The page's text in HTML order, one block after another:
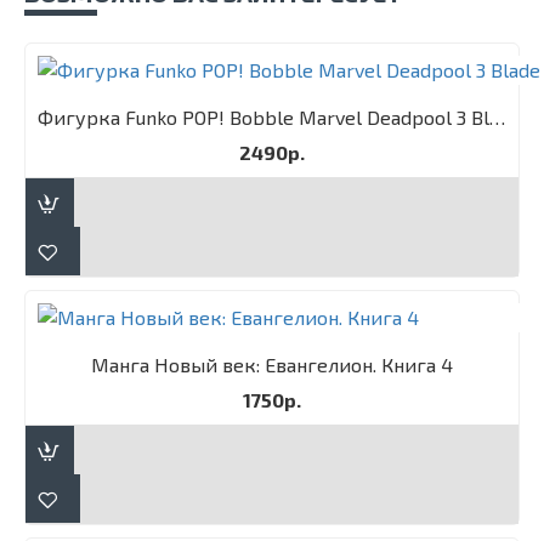
Фигурка Funko POP! Bobble Marvel Deadpool 3 Blade
2490р.
Манга Новый век: Евангелион. Книга 4
1750р.